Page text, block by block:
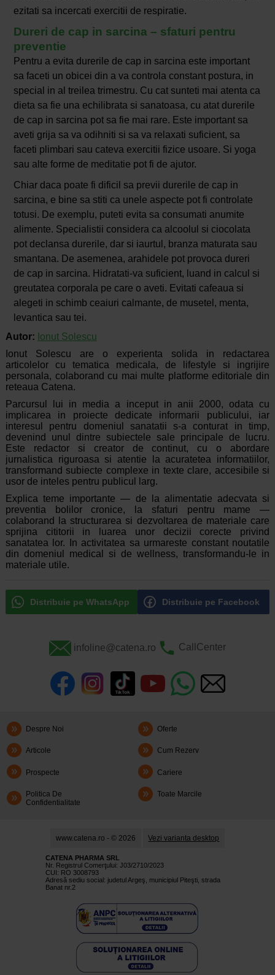
ezitati sa incercati exercitii de respiratie.
Dureri de cap in sarcina– sfaturi pentru
preventie
Pentru a evita durerile de cap in sarcina este important
sa faceti un obicei din a va controla constant postura, in
special in al treilea trimestru. Cu cat sunteti mai atenta ca
dieta sa fie una echilibrata si sanatoasa, cu atat durerile
de cap in sarcina pot sa fie mai rare. Este important sa
aveti grija sa va odihniti si sa va relaxati suficient, sa
faceti plimbari sau cateva exercitii fizice usoare. Si yoga
sau alte forme de meditatie pot fi de ajutor.
Chiar daca poate fi dificil sa previi durerile de cap in
sarcina, e bine sa stiti ca unele aspecte pot fi controlate
totusi. De exemplu, puteti evita sa consumati anumite
alimente. Specialistii considera ca alcoolul si ciocolata
pot declansa durerile, dar si iaurtul, branza maturata sau
smantana. De asemenea, arahidele pot provoca dureri
de cap in sarcina. Hidratati-va suficient, luand in calcul si
greutatea corporala pe care o aveti. Evitati cafeaua si
alegeti in schimb ceaiuri calmante, de musetel, menta,
levantica sau tei.
Autor: Ionut Solescu
Ionut Solescu are o experienta solida in redactarea
articolelor cu tematica medicala, de lifestyle si ingrijire
personala, colaborand cu mai multe platforme editoriale din
reteaua Catena.
Parcursul lui in media a inceput in anii 2000, odata cu
implicarea in proiecte dedicate informarii publicului, iar
interesul pentru domeniul sanatatii s-a conturat in timp,
devenind unul dintre subiectele sale principale de lucru.
Este redactor si creator de continut, cu o abordare
jurnalistica riguroasa si atentie la acuratetea informatiilor,
transformand subiecte complexe in texte clare, accesibile si
usor de inteles pentru publicul larg.
Explica teme importante — de la alimentatie adecvata si
preventia bolilor cronice, la sfaturi pentru mame —
colaborand la structurarea si dezvoltarea de materiale care
sprijina cititorii in luarea unor decizii corecte privind
sanatatea lor. In activitatea sa urmareste constant noutatile
din domeniul medical si de wellness, transformandu-le in
materiale utile.
Distribuie pe WhatsApp Distribuie pe Facebook
infoline@catena.ro CallCenter
Despre Noi Oferte
Articole Cum Rezerv
Prospecte Cariere
Politica De
Confidentialitate
Toate Marcile
www.catena.ro - © 2026 Vezi varianta desktop
CATENA PHARMA SRL
Nr. Registrul Comerţului: J03/2710/2023
CUI: RO 3008793
Adresă sediu social: judetul Argeş, municipiul Piteşti, strada
Banat nr.2